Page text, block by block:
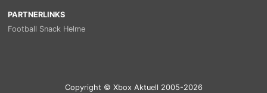
PARTNERLINKS
Football Snack Helme
Copyright © Xbox Aktuell 2005-2026